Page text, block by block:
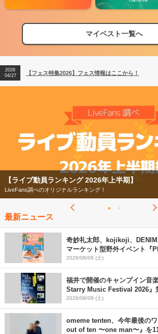
マイベスト一覧へ
【フェス特集2026】フェス情報はここから！
【ライブ動員ランキング】2026年上半期編発表！
2026
04/27
【フェス特集2026】フェス情報はここから！
2026
【フェス特集2026】
今年もフェスの季節がやってきた！
最新ニュース
奇妙礼太郎、kojikoji、
マーケット型野外イベント『
早割チケット発売開始
2026/08/08 (土)
福井で開催のキャンプイン音
Starry Music Festival 2026』
SCOOBIE DO、かりゆし58、
2026/08/08 (土)
omeme tenten、今年最後の
out of ten 〜one man〜』を